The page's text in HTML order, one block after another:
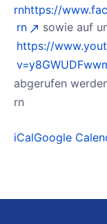
rnhttps://
rn
sowie auf
https://
abgerufen
rn
iCalGoogle